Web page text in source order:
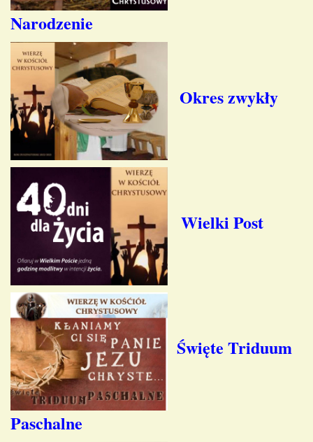
Narodzenie
Okres zwykły
Wielki Post
Święte Triduum
Paschalne